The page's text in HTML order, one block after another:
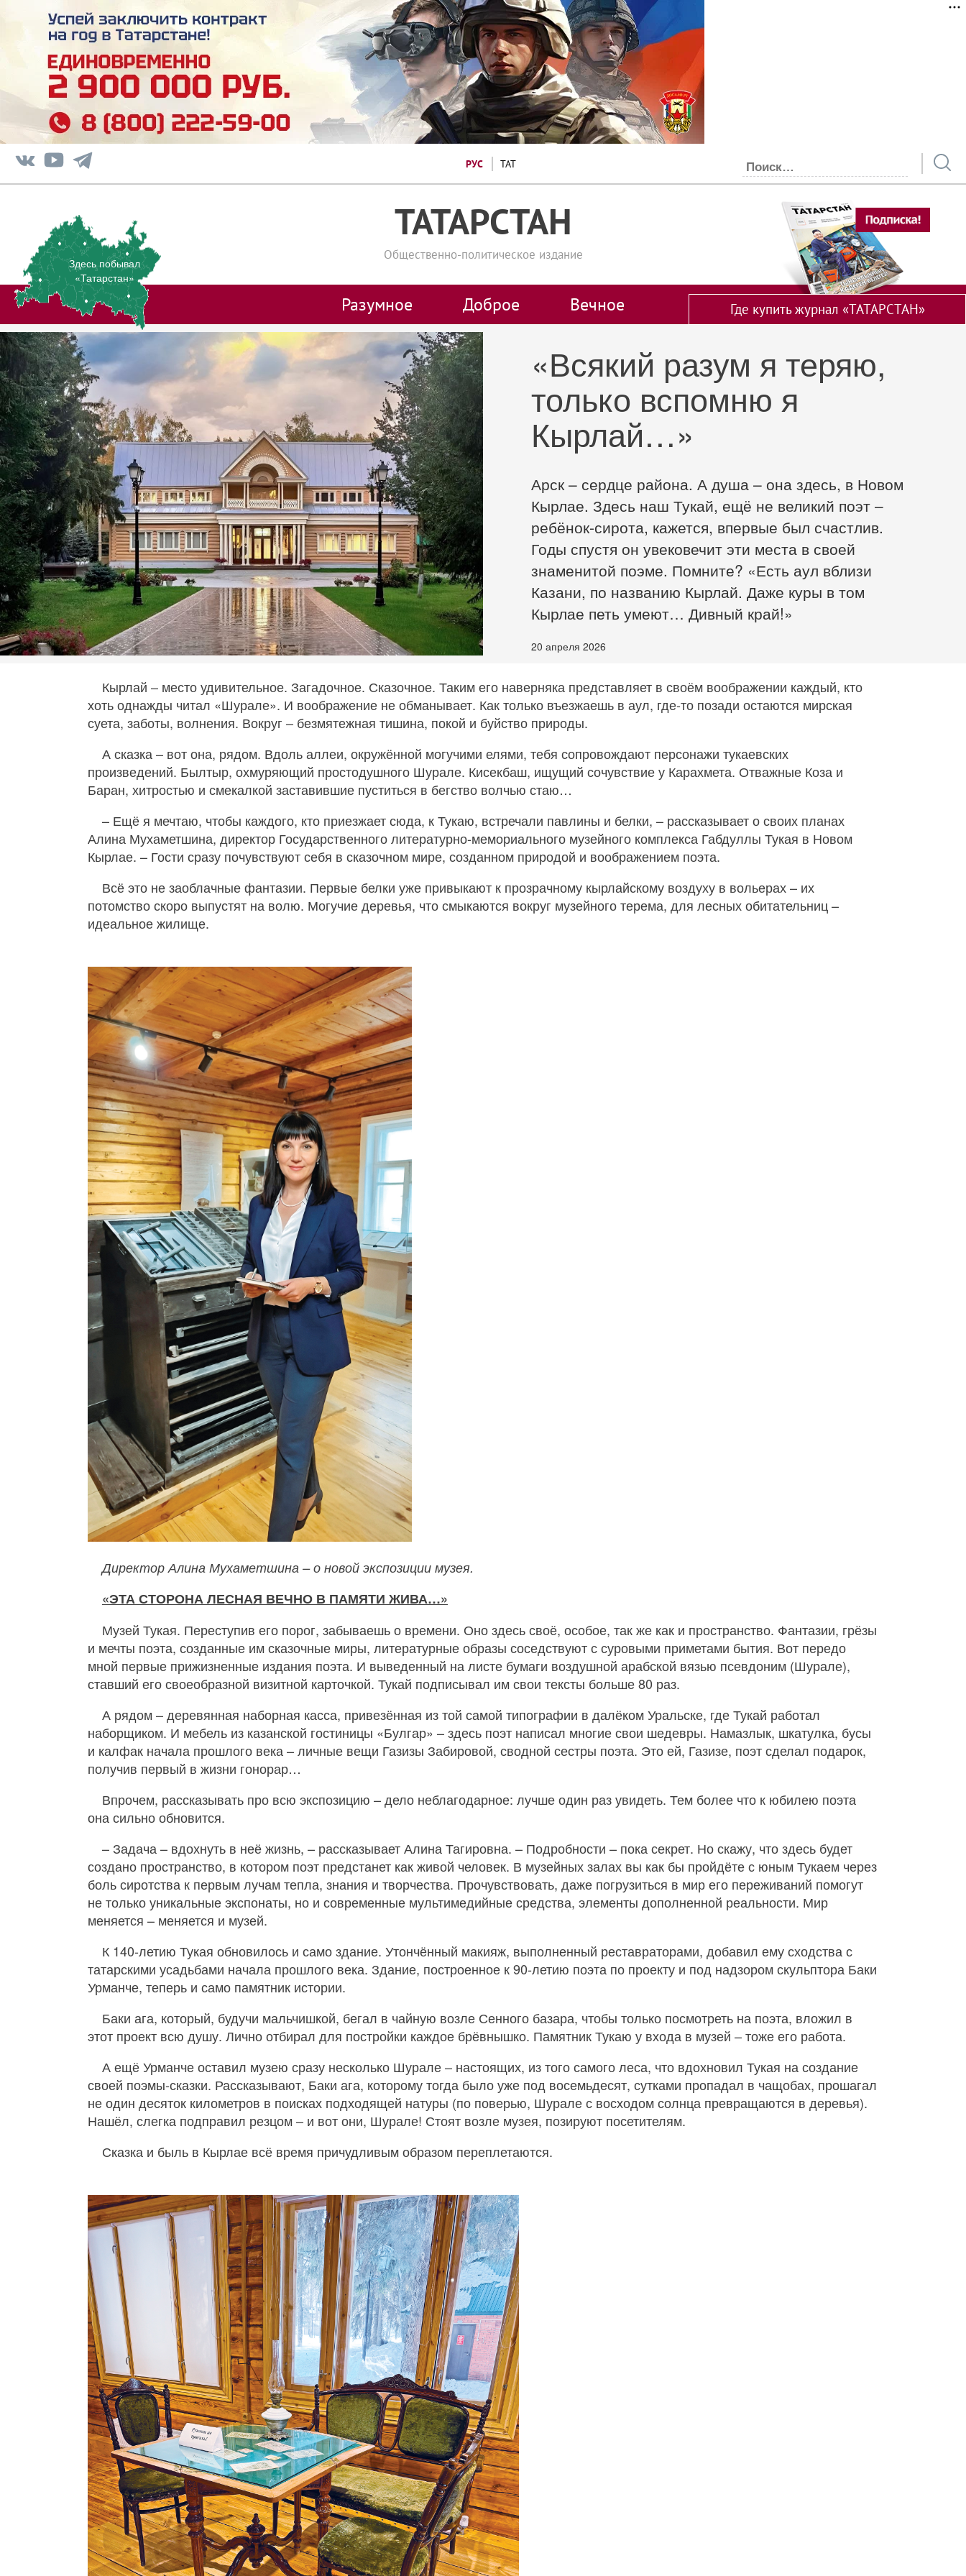
РУС ТАТ
ТАТАРСТАН
Общественно-политическое издание
Здесь побывал
«Татарстан»
Разумное Доброе Вечное Где купить журнал «ТАТАРСТАН»
«Всякий разум я теряю,
только вспомню я
Кырлай…»
Арск – сердце района. А душа – она здесь, в Новом
Кырлае. Здесь наш Тукай, ещё не великий поэт –
ребёнок-сирота, кажется, впервые был счастлив.
Годы спустя он увековечит эти места в своей
знаменитой поэме. Помните? «Есть аул вблизи
Казани, по названию Кырлай. Даже куры в том
Кырлае петь умеют… Дивный край!»
20 апреля 2026
Кырлай – место удивительное. Загадочное. Сказочное. Таким его наверняка представляет в своём воображении каждый, кто
хоть однажды читал «Шурале». И воображение не обманывает. Как только въезжаешь в аул, где‑то позади остаются мирская
суета, заботы, волнения. Вокруг – безмятежная тишина, покой и буйство природы.
А сказка – вот она, рядом. Вдоль аллеи, окружённой могучими елями, тебя сопровождают персонажи тукаевских
произведений. Былтыр, охмуряющий простодушного Шурале. Кисекбаш, ищущий сочувствие у Карахмета. Отважные Коза и
Баран, хитростью и смекалкой заставившие пуститься в бегство волчью стаю…
– Ещё я мечтаю, чтобы каждого, кто приезжает сюда, к Тукаю, встречали павлины и белки, – рассказывает о своих планах
Алина Мухаметшина, директор Государственного литературно-мемориального музейного комплекса Габдуллы Тукая в Новом
Кырлае. – Гости сразу почувствуют себя в сказочном мире, созданном природой и воображением поэта.
Всё это не заоблачные фантазии. Первые белки уже привыкают к прозрачному кырлайскому воздуху в вольерах – их
потомство скоро выпустят на волю. Могучие деревья, что смыкаются вокруг музейного терема, для лесных обитательниц –
идеальное жилище.
Директор Алина Мухаметшина – о новой экспозиции музея.
«ЭТА СТОРОНА ЛЕСНАЯ ВЕЧНО В ПАМЯТИ ЖИВА…»
Музей Тукая. Переступив его порог, забываешь о времени. Оно здесь своё, особое, так же как и пространство. Фантазии, грёзы
и мечты поэта, созданные им сказочные миры, литературные образы соседствуют с суровыми приметами бытия. Вот передо
мной первые прижизненные издания поэта. И выведенный на листе бумаги воздушной арабской вязью псевдоним (Шурале),
ставший его своеобразной визитной карточкой. Тукай подписывал им свои тексты больше 80 раз.
А рядом – деревянная наборная касса, привезённая из той самой типографии в далёком Уральске, где Тукай работал
наборщиком. И мебель из казанской гостиницы «Булгар» – здесь поэт написал многие свои шедевры. Намазлык, шкатулка, бусы
и калфак начала прошлого века – личные вещи Газизы Забировой, сводной сестры поэта. Это ей, Газизе, поэт сделал подарок,
получив первый в жизни гонорар…
Впрочем, рассказывать про всю экспозицию – дело неблагодарное: лучше один раз увидеть. Тем более что к юбилею поэта
она сильно обновится.
– Задача – вдохнуть в неё жизнь, – рассказывает Алина Тагировна. – Подробности – пока секрет. Но скажу, что здесь будет
создано пространство, в котором поэт предстанет как живой человек. В музейных залах вы как бы пройдёте с юным Тукаем через
боль сиротства к первым лучам тепла, знания и творчества. Прочувствовать, даже погрузиться в мир его переживаний помогут
не только уникальные экспонаты, но и современные мультимедийные средства, элементы дополненной реальности. Мир
меняется – меняется и музей.
К 140‑летию Тукая обновилось и само здание. Утончённый макияж, выполненный реставраторами, добавил ему сходства с
татарскими усадьбами начала прошлого века. Здание, построенное к 90‑летию поэта по проекту и под надзором скульптора Баки
Урманче, теперь и само памятник истории.
Баки ага, который, будучи мальчишкой, бегал в чайную возле Сенного базара, чтобы только посмотреть на поэта, вложил в
этот проект всю душу. Лично отбирал для постройки каждое брёвнышко. Памятник Тукаю у входа в музей – тоже его работа.
А ещё Урманче оставил музею сразу несколько Шурале – настоящих, из того самого леса, что вдохновил Тукая на создание
своей поэмы-сказки. Рассказывают, Баки ага, которому тогда было уже под восемьдесят, сутками пропадал в чащобах, прошагал
не один десяток километров в поисках подходящей натуры (по поверью, Шурале с восходом солнца превращаются в деревья).
Нашёл, слегка подправил резцом – и вот они, Шурале! Стоят возле музея, позируют посетителям.
Сказка и быль в Кырлае всё время причудливым образом переплетаются.